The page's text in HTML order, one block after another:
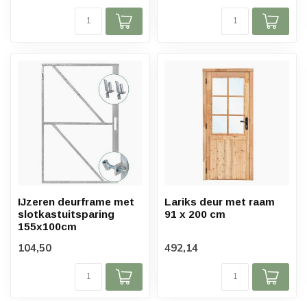
IJzeren deurframe met
slotkastuitsparing
155x100cm
104,50
Lariks deur met raam
91 x 200 cm
492,14